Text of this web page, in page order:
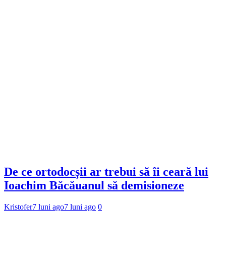
De ce ortodocșii ar trebui să îi ceară lui
Ioachim Băcăuanul să demisioneze
Kristofer7 luni ago7 luni ago 0